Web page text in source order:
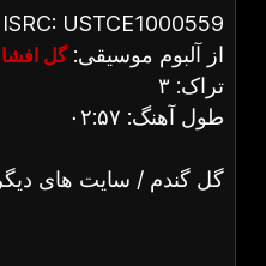
ISRC: USTCE1000559
از آلبوم موسیقی:گل
تراک: ۳
طول آهنگ: ۰۲:۵۷
گل گندم / سایت های دیگر